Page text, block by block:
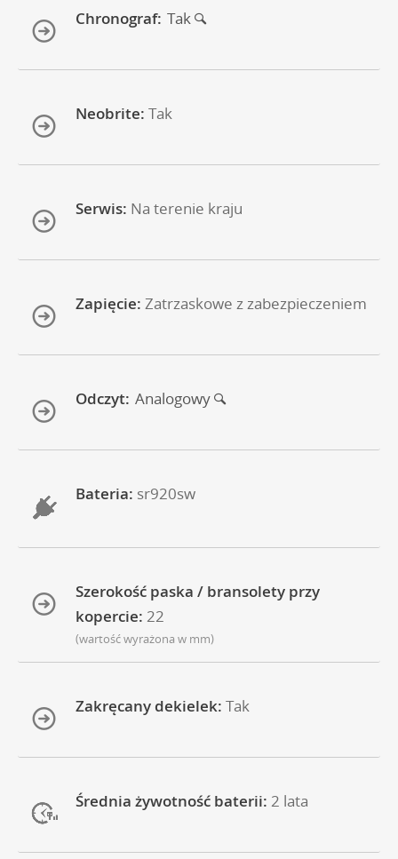
Chronograf: Tak
Neobrite: Tak
Serwis: Na terenie kraju
Zapięcie: Zatrzaskowe z zabezpieczeniem
Odczyt: Analogowy
Bateria: sr920sw
Szerokość paska / bransolety przy
kopercie: 22
(wartość wyrażona w mm)
Zakręcany dekielek: Tak
Średnia żywotność baterii: 2 lata